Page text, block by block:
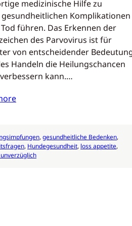
medizinische Hilfe zu
Komplikationen
führen. Das Erkennen der
des Parvovirus ist für
von entscheidender
Handeln die Heilungschancen
kann.…
, gesundheitliche Bedenken
, Hundegesundheit, loss appetite